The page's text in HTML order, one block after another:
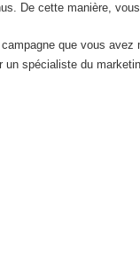
De cette manière,
que vous
spécialiste du